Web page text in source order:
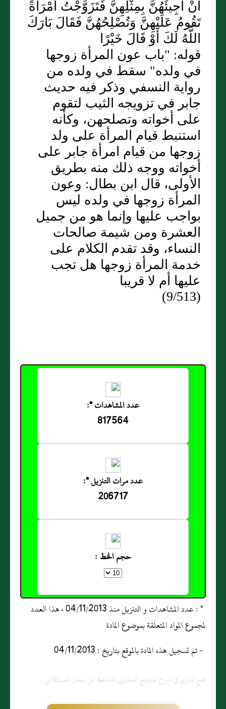
أَنْ أَجِيئَهُنَّ بِمِثْلِهِنَّ فَتَزَوَّجْتُ امْرَأَةً
تَقُومُ عَلَيْهِنَّ وَتُصْلِحُهُنَّ فَقَالَ بَارَكَ
اللَّهُ لَكَ أَوْ قَالَ خَيْرًا
قوله: "باب عون المرأة زوجها
في ولده" سقط في ولده من
رواية النسفي وذكر فيه حديث
جابر في تزويجه الثيب لتقوم
على أخواته وتصلحهن، وكأنه
استنبط قيام المرأة على ولد
زوجها من قيام امرأة جابر على
أخواته ووجه ذلك منه بطريق
الأولى، قال ابن بطال: وعون
المرأة زوجها في ولده ليس
بواجب عليها وإنما هو من جميل
العشرة ومن شيمة صالحات
النساء، وقد تقدم الكلام على
خدمة المرأة زوجها هل تجب
عليها أم لا قريبا
(9/513)
عدد المشاهدات *:
817564
عدد مرات التنزيل *:
206717
حجم الخط :
* : عدد المشاهدات و التنزيل منذ 04/11/2013 ، هذا العدد
لمجموع المواد المتعلقة بموضوع المادة
- تم تسجيل هذه المادة بالموقع بتاريخ : 04/11/2013
فتح الباري في شرح صحيح البخاري للحافظ ابن حجر العسقلاني